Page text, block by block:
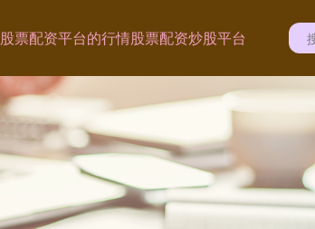
股票配资平台的行情股票配资炒股平台